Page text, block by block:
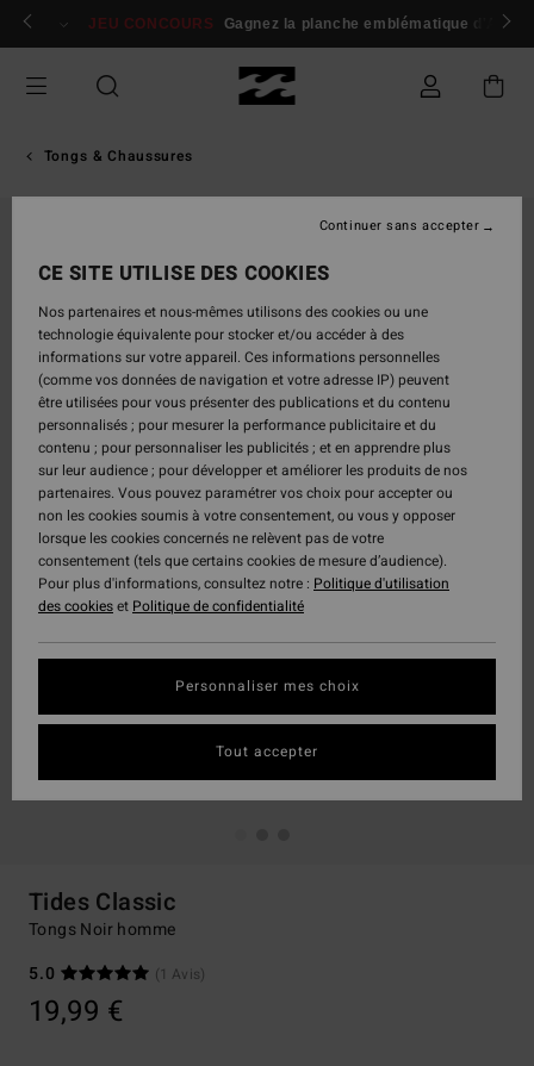
Passer
Se connecter / s'inscrire
JEU CONCOURS Gagnez la planche emblématique d'Andy
Tongs & Chaussures
Tides Classic
Tongs Noir homme
5.0
(1 Avis)
19,99 €
CE SITE UTILISE DES COOKIES
Nos partenaires et nous-mêmes utilisons des cookies ou une
technologie équivalente pour stocker et/ou accéder à des
informations sur votre appareil. Ces informations personnelles
(comme vos données de navigation et votre adresse IP) peuvent
être utilisées pour vous présenter des publications et du contenu
personnalisés ; pour mesurer la performance publicitaire et du
contenu ; pour personnaliser les publicités ; et en apprendre plus
sur leur audience ; pour développer et améliorer les produits de nos
partenaires. Vous pouvez paramétrer vos choix pour accepter ou
non les cookies soumis à votre consentement, ou vous y opposer
lorsque les cookies concernés ne relèvent pas de votre
consentement (tels que certains cookies de mesure d’audience).
Pour plus d'informations, consultez notre : Politique d'utilisation
des cookieset Politique de confidentialité
Personnaliser mes choix
Continuer sans accepter
Tout accepter